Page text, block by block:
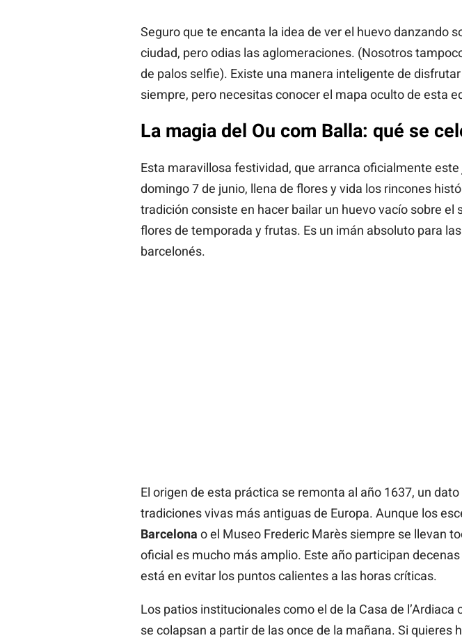
Seguro que te encanta la idea de ver el huevo danzando
ciudad, pero odias las aglomeraciones. (Nosotros
de palos selfie). Existe una manera inteligente de
siempre, pero necesitas conocer el mapa oculto de esta
La magia del Ou com Balla: qué se
Esta maravillosa festividad, que arranca oficialmente este
domingo 7 de junio, llena de flores y vida los rincones
tradición consiste en hacer bailar un huevo vacío sobre
flores de temporada y frutas. Es un imán absoluto para
barcelonés.
El origen de esta práctica se remonta al año 1637, un
tradiciones vivas más antiguas de Europa. Aunque los
Barcelona o el Museo Frederic Marès siempre se llevan
oficial es mucho más amplio. Este año participan
está en evitar los puntos calientes a las horas críticas.
Los patios institucionales como el de la Casa de
se colapsan a partir de las once de la mañana. Si